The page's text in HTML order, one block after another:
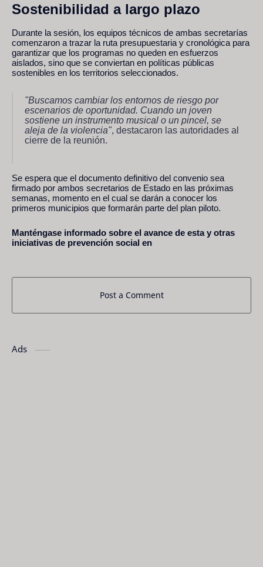
Sostenibilidad a largo plazo
Durante la sesión, los equipos técnicos de ambas secretarías
comenzaron a trazar la ruta presupuestaria y cronológica para
garantizar que los programas no queden en esfuerzos
aislados, sino que se conviertan en políticas públicas
sostenibles en los territorios seleccionados.
"Buscamos cambiar los entornos de riesgo por
escenarios de oportunidad. Cuando un joven
sostiene un instrumento musical o un pincel, se
aleja de la violencia", destacaron las autoridades al
cierre de la reunión.
Se espera que el documento definitivo del convenio sea
firmado por ambos secretarios de Estado en las próximas
semanas, momento en el cual se darán a conocer los
primeros municipios que formarán parte del plan piloto.
Manténgase informado sobre el avance de esta y otras
iniciativas de prevención social en
Post a Comment
Ads